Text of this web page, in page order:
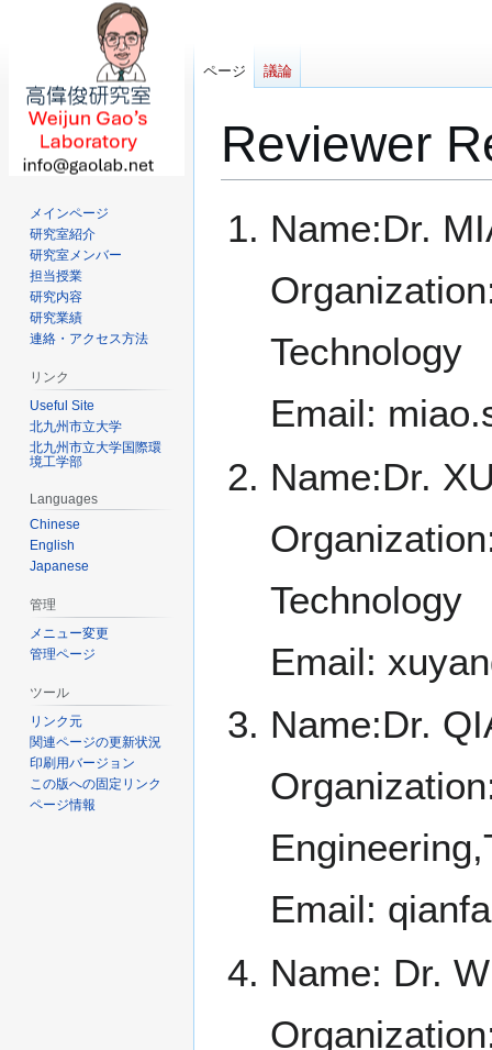
Reviewer
Name:Dr.
Technology
Email:
Name:Dr.
Technology
Email:
Name:Dr.
Email:
Name: Dr.
ページ 議論
メインページ
研究室紹介
研究室メンバー
担当授業
研究内容
研究業績
連絡・アクセス方法
リンク
Useful Site
北九州市立大学
北九州市立大学国際環
境工学部
Languages
Chinese
English
Japanese
管理
メニュー変更
管理ページ
ツール
リンク元
関連ページの更新状況
印刷用バージョン
この版への固定リンク
ページ情報